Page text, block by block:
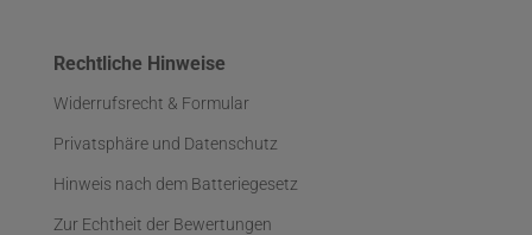
Rechtliche Hinweise
Widerrufsrecht & Formular
Privatsphäre und Datenschutz
Hinweis nach dem Batteriegesetz
Zur Echtheit der Bewertungen